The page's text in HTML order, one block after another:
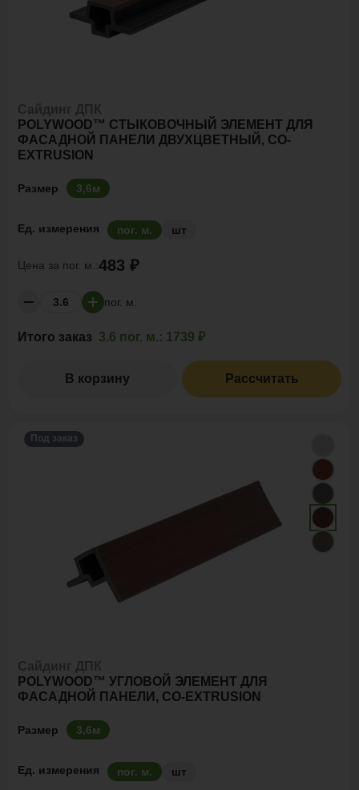
POLYWOOD™ СТЫКОВОЧНЫЙ ЭЛЕМЕНТ ДЛЯ
ФАСАДНОЙ ПАНЕЛИ ДВУХЦВЕТНЫЙ, CO-
EXTRUSION
Размер 3,6м
Ед. измерения пог. м. шт
Цена за пог. м.:483 ₽
пог. м.
Итого заказ 3.6 пог. м.: 1739 ₽
В корзину Рассчитать
Под заказ
POLYWOOD™ УГЛОВОЙ ЭЛЕМЕНТ ДЛЯ
ФАСАДНОЙ ПАНЕЛИ, CO-EXTRUSION
Размер 3,6м
Ед. измерения пог. м. шт